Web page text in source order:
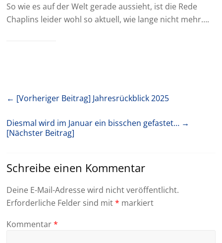
So wie es auf der Welt gerade aussieht, ist die Rede
Chaplins leider wohl so aktuell, wie lange nicht mehr….
← [Vorheriger Beitrag] Jahresrückblick 2025
Diesmal wird im Januar ein bisschen gefastet… →
[Nächster Beitrag]
Schreibe einen Kommentar
Deine E-Mail-Adresse wird nicht veröffentlicht.
Erforderliche Felder sind mit* markiert
Kommentar*